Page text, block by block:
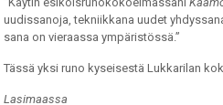
uudissanoja, tekniikkana uudet
sana on vieraassa ympäristössä.”
Tässä yksi runo kyseisestä Lukkarilan
Lasimaassa